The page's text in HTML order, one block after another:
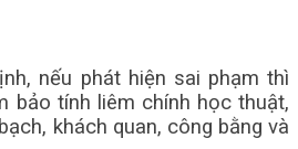
nếu phát hiện sai phạm thì
bảo tính liêm chính học thuật,
khách quan, công bằng và